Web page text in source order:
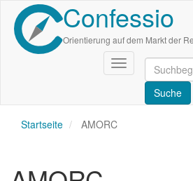
Direkt
zum
Inhalt
Confessio
Orientierung auf dem Markt der
Navigation
aktivieren/
Startseite AMORC